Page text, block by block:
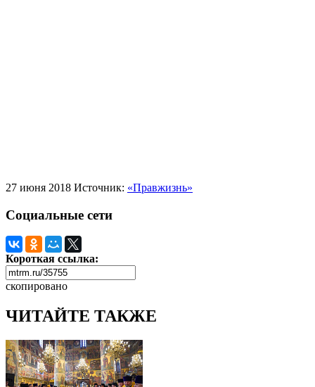
27 июня 2018 Источник: «Правжизнь»
Социальные сети
Короткая ссылка:
скопировано
ЧИТАЙТЕ ТАКЖЕ